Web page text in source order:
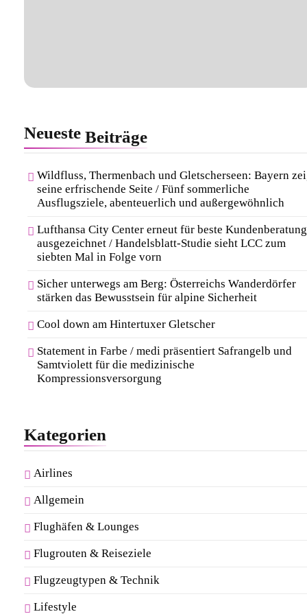
Neueste Beiträge
Wildfluss, Thermenbach und Gletscherseen: Bayern
seine erfrischende Seite / Fünf sommerliche
Ausflugsziele, abenteuerlich und außergewöhnlich
Lufthansa City Center erneut für beste Kundenberatung
ausgezeichnet / Handelsblatt-Studie sieht LCC zum
siebten Mal in Folge vorn
Sicher unterwegs am Berg: Österreichs Wanderdörfer
stärken das Bewusstsein für alpine Sicherheit
Cool down am Hintertuxer Gletscher
Statement in Farbe / medi präsentiert Safrangelb und
Samtviolett für die medizinische
Kompressionsversorgung
Kategorien
Airlines
Allgemein
Flughäfen & Lounges
Flugrouten & Reiseziele
Flugzeugtypen & Technik
Lifestyle